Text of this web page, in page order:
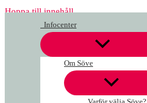
Hoppa till innehåll
Infocenter
Om Söve